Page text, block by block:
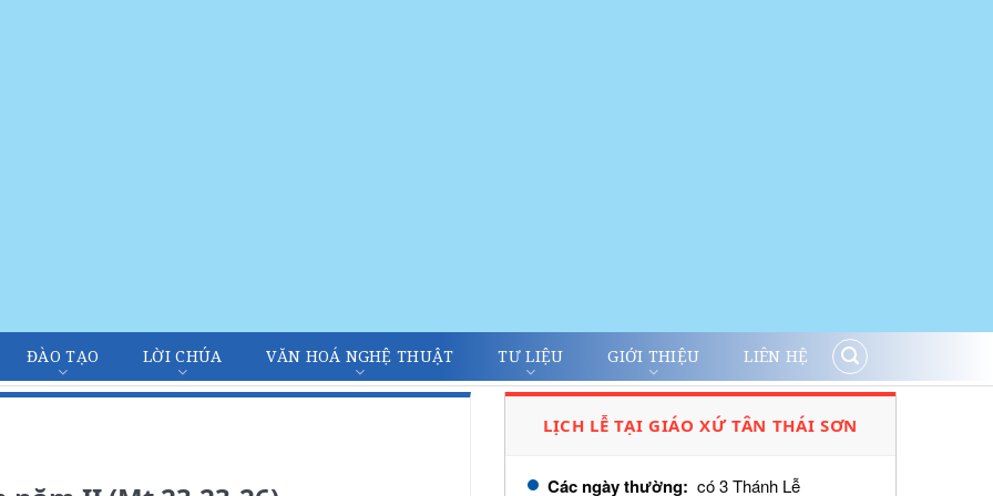
ĐÀO TẠO LỜI CHÚA VĂN HOÁ NGHỆ THUẬT TƯ LIỆU GIỚI THIỆU LIÊN HỆ
LỊCH LỄ TẠI GIÁO XỨ TÂN THÁI SƠN
Các ngày thường: có 3 Thánh Lễ